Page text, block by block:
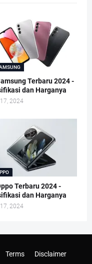
Terbaru 2024 -
dan Harganya
2024
Terbaru 2024 -
dan Harganya
2024
Terms
Disclaimer